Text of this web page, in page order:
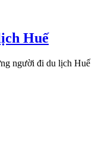
Huế
người đi du lịch